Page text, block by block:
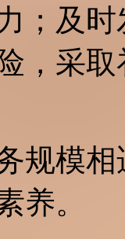
；及
，采
规模
养。